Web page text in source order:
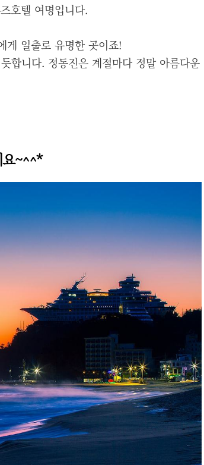
호텔 여명입니다.
게 일출로 유명한 곳이죠!
합니다. 정동진은 계절마다 정말 아름다운
요~^^*